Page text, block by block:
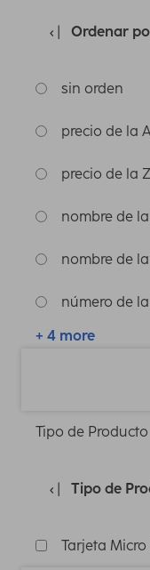
Ordenar
sin orden
precio de la
precio de la
nombre de
nombre de
número de
+ 4 more
Tipo de Producto
Tipo de
Tarjeta Micro